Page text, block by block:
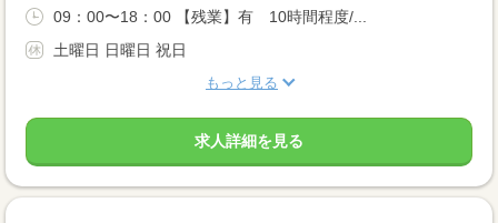
09：00〜18：00 【残業】有 10時間程度/...
土曜日 日曜日 祝日
もっと見る
求人詳細を見る